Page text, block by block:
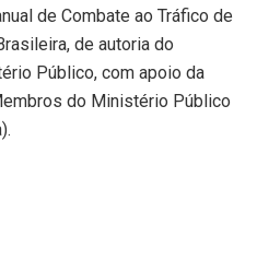
de Combate ao Tráfico de
de autoria do
Público, com apoio da
do Ministério Público